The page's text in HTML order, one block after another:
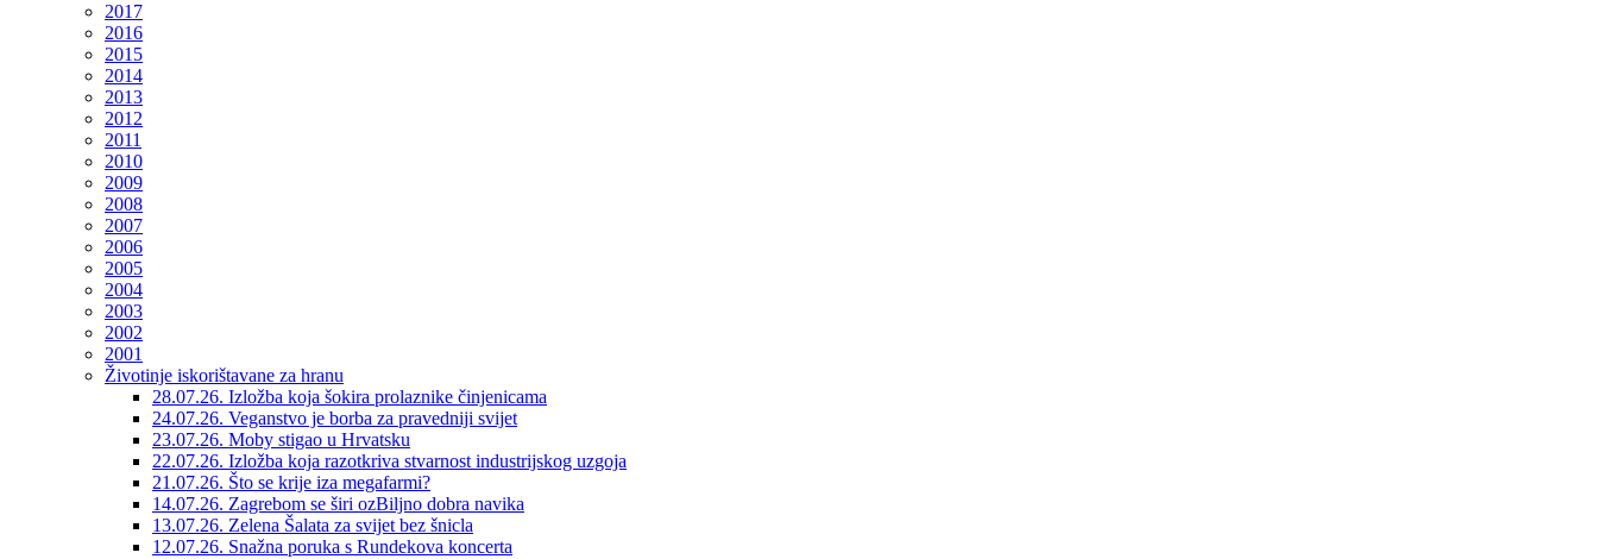
2017
2016
2015
2014
2013
2012
2011
2010
2009
2008
2007
2006
2005
2004
2003
2002
2001
Životinje iskorištavane za hranu
28.07.26. Izložba koja šokira prolaznike činjenicama
24.07.26. Veganstvo je borba za pravedniji svijet
23.07.26. Moby stigao u Hrvatsku
22.07.26. Izložba koja razotkriva stvarnost industrijskog uzgoja
21.07.26. Što se krije iza megafarmi?
14.07.26. Zagrebom se širi ozBiljno dobra navika
13.07.26. Zelena Šalata za svijet bez šnicla
12.07.26. Snažna poruka s Rundekova koncerta